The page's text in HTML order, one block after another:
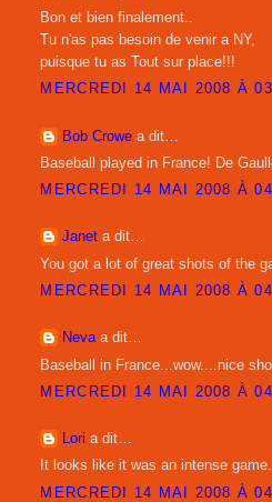
Bon et bien finalement..
Tu n'as pas besoin de venir a NY,
puisque tu as Tout sur place!!!
MERCREDI 14 MAI 2008 À
Bob Crowe a dit…
Baseball played in France! De
MERCREDI 14 MAI 2008 À
Janet a dit…
You got a lot of great shots of the
MERCREDI 14 MAI 2008 À
Nevaa dit…
Baseball in France...wow....nice
MERCREDI 14 MAI 2008 À
Lori a dit…
It looks like it was an intense
MERCREDI 14 MAI 2008 À